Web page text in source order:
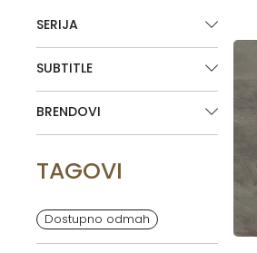
SERIJA
SUBTITLE
BRENDOVI
TAGOVI
Dostupno odmah